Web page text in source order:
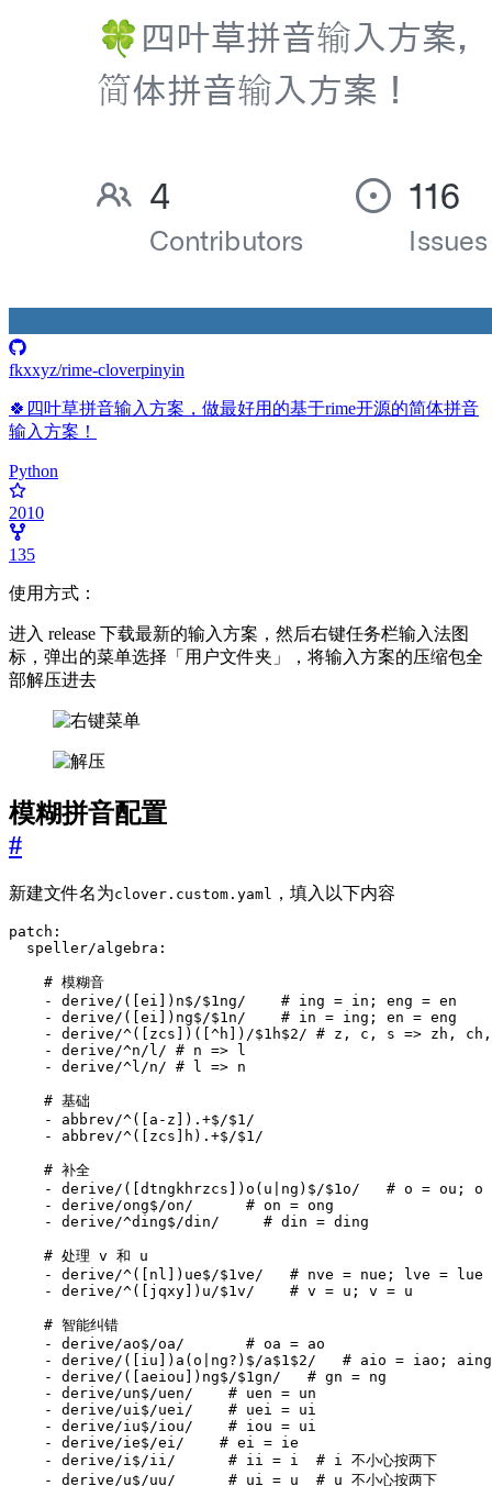
fkxxyz/rime-cloverpinyin
🍀️四叶草拼音输入方案，做最好用的基于rime开源的简体拼音
输入方案！
Python
2010
135
使用方式：
进入 release 下载最新的输入方案，然后右键任务栏输入法图
标，弹出的菜单选择「用户文件夹」，将输入方案的压缩包全
部解压进去
模糊拼音配置
#
新建文件名为clover.custom.yaml ，填入以下内容
patch :
speller/algebra :
# 模糊音
- derive/([ei])n$/$1ng/
# ing = in; eng = en
- derive/([ei])ng$/$1n/
# in = ing; en = eng
- derive/^([zcs])([^h])/$1h$2/ # z, c, s => zh,
- derive/^n/l/ # n => l
- derive/^l/n/ # l => n
# 基础
- abbrev/^([a-z]).+$/$1/
- abbrev/^([zcs]h).+$/$1/
# 补全
- derive/([dtngkhrzcs])o(u|ng)$/$1o/
# o = ou; o
- derive/ong$/on/
# on = ong
- derive/^ding$/din/ # din = ding
# 处理 v 和 u
- derive/^([nl])ue$/$1ve/
# nve = nue; lve = lue
- derive/^([jqxy])u/$1v/ # v = u; v = u
# 智能纠错
- derive/ao$/oa/
# oa = ao
- derive/([iu])a(o|ng?)$/a$1$2/
# aio = iao; aing
- derive/([aeiou])ng$/$1gn/
# gn = ng
- derive/un$/uen/
# uen = un
- derive/ui$/uei/
# uei = ui
- derive/iu$/iou/
# iou = ui
- derive/ie$/ei/
# ei = ie
- derive/i$/ii/      # ii = i
# i 不小心按两下
- derive/u$/uu/      # ui = u # u 不小心按两下